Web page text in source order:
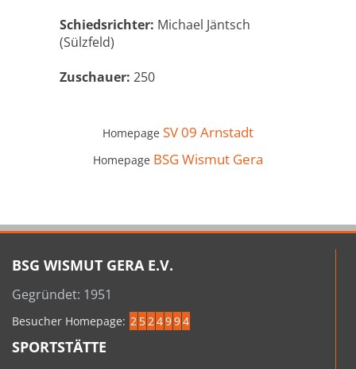
Schiedsrichter: Michael Jäntsch
(Sülzfeld)
Zuschauer: 250
Homepage SV 09 Arnstadt
Homepage BSG Wismut Gera
BSG WISMUT GERA E.V.
Gegründet: 1951
Besucher Homepage: 2 524994
SPORTSTÄTTE